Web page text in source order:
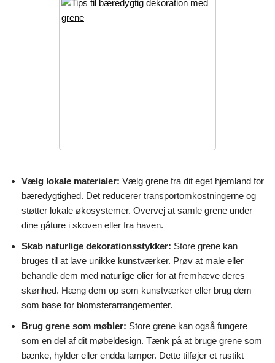
Vælg lokale materialer: Vælg grene fra dit eget hjemland for
bæredygtighed. Det reducerer transportomkostningerne og
støtter lokale økosystemer. Overvej at samle grene under
dine gåture i skoven eller fra haven.
Skab naturlige dekorationsstykker: Store grene kan
bruges til at lave unikke kunstværker. Prøv at male eller
behandle dem med naturlige olier for at fremhæve deres
skønhed. Hæng dem op som kunstværker eller brug dem
som base for blomsterarrangementer.
Brug grene som møbler: Store grene kan også fungere
som en del af dit møbeldesign. Tænk på at bruge grene som
bænke, hylder eller endda lamper. Dette tilføjer et rustikt